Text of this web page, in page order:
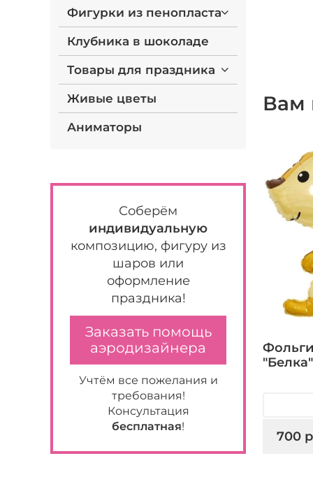
Фигурки из пенопласта
Клубника в шоколаде
Товары для праздника
Живые цветы
Аниматоры
Соберём
индивидуальную
композицию, фигуру из
шаров или
оформление
праздника!
Заказать помощь
аэродизайнера
Учтём все пожелания и
требования!
Консультация
бесплатная!
Вам
"Белка"
700